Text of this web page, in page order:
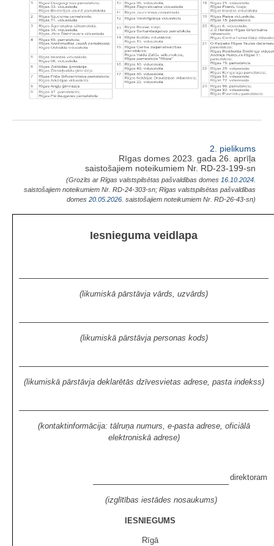
2. pielikums
Rīgas domes 2023. gada 26. aprīļa
saistošajiem noteikumiem Nr. RD-23-199-sn
(Grozīts ar Rīgas valstspilsētas pašvaldības domes 16.10.2024.
saistošajiem noteikumiem Nr. RD-24-303-sn; Rīgas valstspilsētas pašvaldības
domes 20.05.2026. saistošajiem noteikumiem Nr. RD-26-43-sn)
Iesnieguma veidlapa
(likumiskā pārstāvja vārds, uzvārds)
(likumiskā pārstāvja personas kods)
(likumiskā pārstāvja deklarētās dzīvesvietas adrese, pasta indekss)
(kontaktinformācija: tālruņa numurs, e-pasta adrese, oficiālā
elektroniskā adrese)
direktoram
(izglītības iestādes nosaukums)
IESNIEGUMS
Rīgā